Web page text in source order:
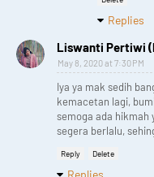
Replies
Liswanti Pertiwi
May 8, 2020 at 7:30 PM
Iya ya mak sedih
kemacetan lagi,
semoga ada hikmah
segera berlalu,
Reply Delete
Replies